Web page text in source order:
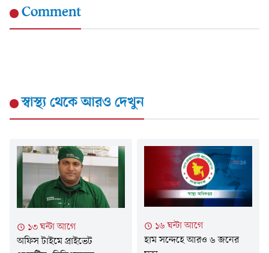
Comment
স্বাস্থ্যথেকে আরও দেখুন
১৩ ঘন্টা আগে
অফিস টাইমে প্রাইভেট
১৬ ঘন্টা আগে
হাম সন্দেহে আরও ৬ জনের